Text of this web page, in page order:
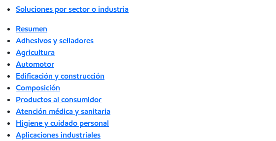
Soluciones por sector o industria
Resumen
Adhesivos y selladores
Agricultura
Automotor
Edificación y construcción
Composición
Productos al consumidor
Atención médica y sanitaria
Higiene y cuidado personal
Aplicaciones industriales